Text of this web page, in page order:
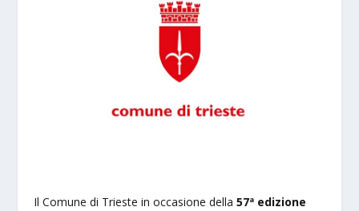
Il Comune di Trieste in occasione della57ª edizione